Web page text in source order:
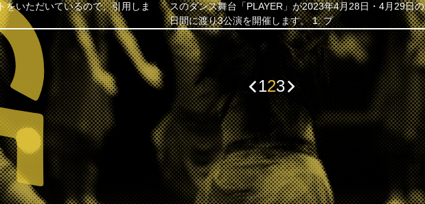
をいただいているので、引用しま
スのダンス舞台「PLAYER」が2023年4月28日・4月29日
日間に渡り3公演を開催します。 1. プ
123